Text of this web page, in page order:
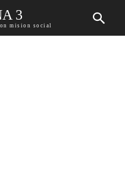
3
mision social